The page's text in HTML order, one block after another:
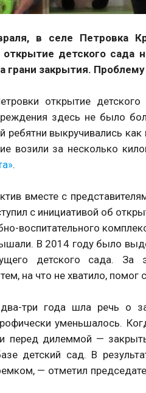
в селе Петровка
детского сада
грани закрытия.
открытие
здесь не было
ребятни выкручивались
возили за несколько
.
вместе с
с инициативой об
воспитательного
В 2014 году было
детского сада. За
на что не хватило, помог
три года шла речь о
уменьшалось.
перед дилеммой —
детский сад. В
— отметил